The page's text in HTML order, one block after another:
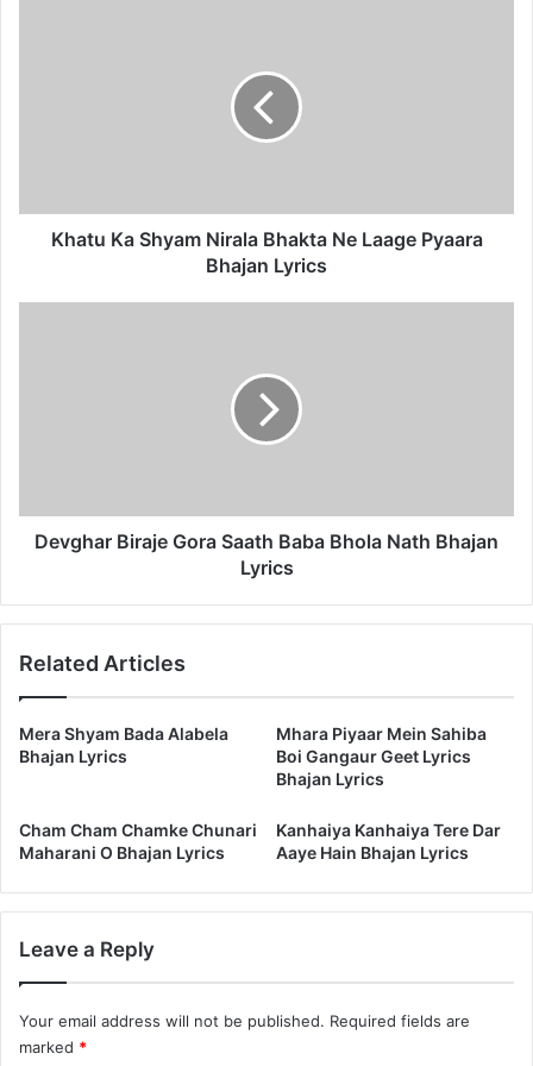
Bhajan
LyricsKhatu Ka Shyam Nirala Bhakta Ne Laage Pyaara
Bhajan Lyrics
Lyrics
Devghar Biraje Gora Saath Baba Bhola Nath Bhajan
Lyrics
Related Articles
Mera Shyam Bada Alabela
Bhajan Lyrics
Mhara Piyaar Mein Sahiba
Boi Gangaur Geet Lyrics
Bhajan Lyrics
Cham Cham Chamke Chunari
Maharani O Bhajan Lyrics
Kanhaiya Kanhaiya Tere Dar
Aaye Hain Bhajan Lyrics
Leave a Reply
Your email address will not be published. Required fields are
marked *